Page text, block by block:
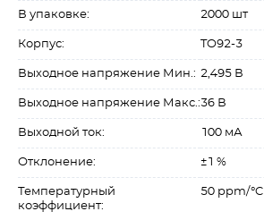
В упаковке: 2000 шт
Корпус: TO92-3
Выходное напряжение Мин.: 2,495 В
Выходное напряжение Макс.:36 В
Выходной ток: 100 мА
Отклонение: ±1 %
Температурный
коэффициент:
50 ppm/°C